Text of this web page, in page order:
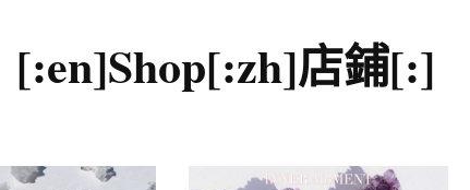
忘記密碼
購物條款與細則
[:en]Shop[:zh]店鋪[:]